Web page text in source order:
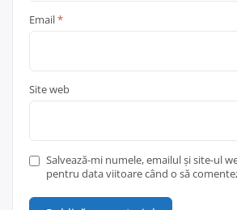
Email*
Site web
Salvează-mi numele, emailul și site-ul
pentru data viitoare când o să